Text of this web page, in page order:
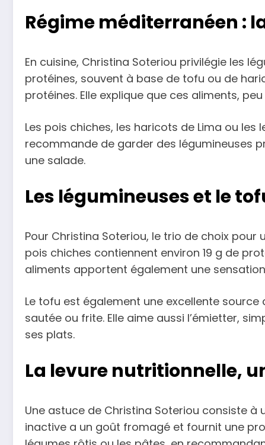
Régime méditerranéen :
En cuisine, Christina Soteriou privilégie les
protéines, souvent à base de tofu ou de
protéines. Elle explique que ces aliments,
Les pois chiches, les haricots de Lima ou
recommande de garder des légumineuses
une salade.
Les légumineuses et le
Pour Christina Soteriou, le trio de choix
pois chiches contiennent environ 19 g de
aliments apportent également une
Le tofu est également une excellente source
sautée ou frite. Elle aime aussi l’émietter,
ses plats.
La levure nutritionnelle,
Une astuce de Christina Soteriou consiste
inactive a un goût fromagé et fournit une